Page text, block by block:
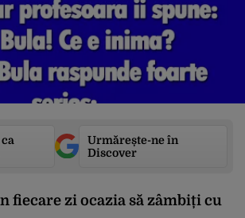
Urmărește-ne în
Discover
fiecare zi ocazia să zâmbiți cu